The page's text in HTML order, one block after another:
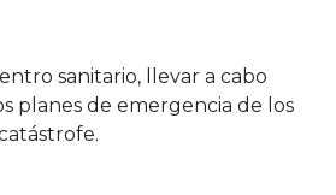
sanitario, llevar a cabo
planes de emergencia de los